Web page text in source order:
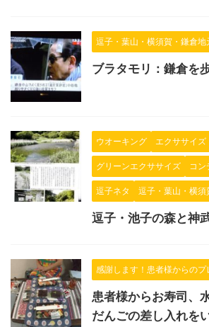
逗子・葉山・横須賀・鎌倉地
ブラタモリ：鎌倉を
ウオーキング エクササイズ
グリーンエクササイズ コン
逗子ネタ 逗子・葉山・横須
逗子・池子の森と神
感謝します！患者様からのプ
患者様からお寿司、
だんごの差し入れを